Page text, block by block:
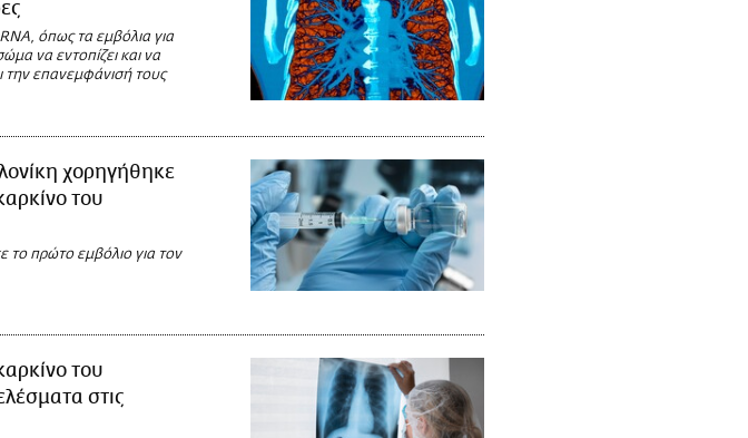
όπως τα εμβόλια για
να εντοπίζει και να
την επανεμφάνισή τους
χορηγήθηκε
του
το πρώτο εμβόλιο για τον
του
στις